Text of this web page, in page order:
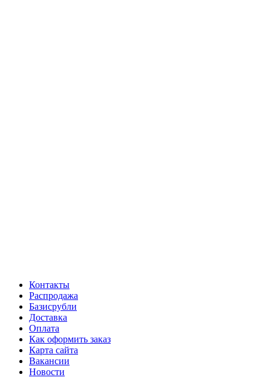
Контакты
Распродажа
Базисрубли
Доставка
Оплата
Как оформить заказ
Карта сайта
Вакансии
Новости